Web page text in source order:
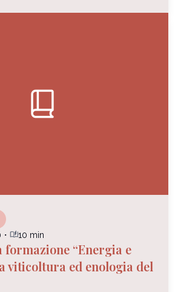
book_2
・ auto_stories10 min
formazione “Energia e
viticoltura ed enologia del